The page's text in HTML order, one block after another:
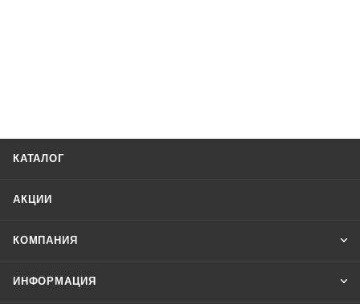
КАТАЛОГ
АКЦИИ
КОМПАНИЯ
ИНФОРМАЦИЯ